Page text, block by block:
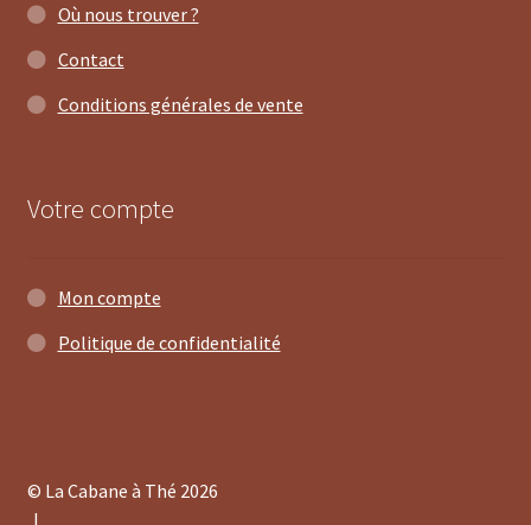
Où nous trouver ?
Contact
Conditions générales de vente
Votre compte
Mon compte
Politique de confidentialité
© La Cabane à Thé 2026